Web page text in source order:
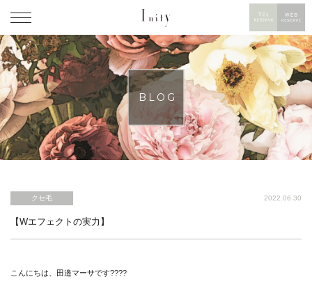
BLOG
クセ毛 2022.06.30
【Wエフェクトの実力】
こんにちは、田邉マーサです????